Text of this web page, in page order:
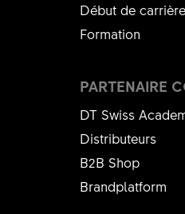
Début de carrière
Formation
PARTENAIRE
DT Swiss
Distributeurs
B2B Shop
Brandplatform